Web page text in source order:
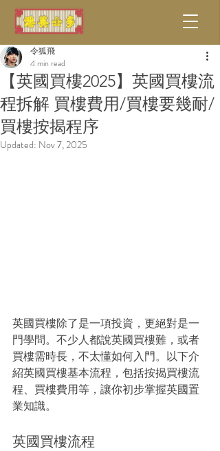
【英國買樓2025】英國買樓流
程拆解 買樓費用/買樓要幾耐/
買樓按揭程序
令狐飛
4 min read
Updated: Nov 7, 2025
英國買樓除了是一項投資，更絕對是一
門學問。不少人都說英國買樓難，或者
買樓需時長，不太懂如何入門。以下介
紹英國買樓基本流程，包括按揭買樓流
程、買樓費用等，讓你初步掌握英國置
業知識。
英國買樓流程